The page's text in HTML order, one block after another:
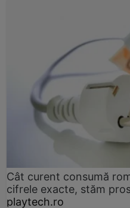
Cât curent consumă
cifrele exacte, stăm
playtech.ro